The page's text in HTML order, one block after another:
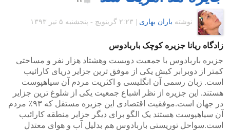
نوشته باران بهاری ۲:۲۳ گرينويچ - پنجشنبه ۵ تیر ۱۳۹۳
زادگاه ریانا جزیره کوچک باربادوس
جزیره باربادوس با جمعیت دویست وهشتاد هزار نفر و مساحتی
کمتر از دوبرابر کیش یکی از موفق ترین جزایر دریای کارائیب
است. زبان رسمی آن انگلیسی و اکثریت مردم آن سیاهپوست
هستند. این جزیره از نظر اشباع جمعیت یکی از شلوغ ترین جزایر
در جهان است.موفقیت اقتصادی این جزیره مستقل که ۹۳٪ مردم
آن سیاهپوست هستند یک الگو برای دیگر جزایر منطقه کارائیب
است.سواحل توریستی باربادوس هم بدلیل آب و هوای معتدل